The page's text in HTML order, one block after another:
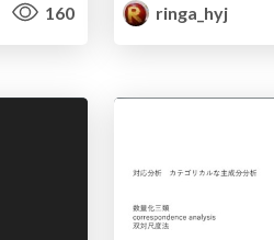
160
ringa_hyj